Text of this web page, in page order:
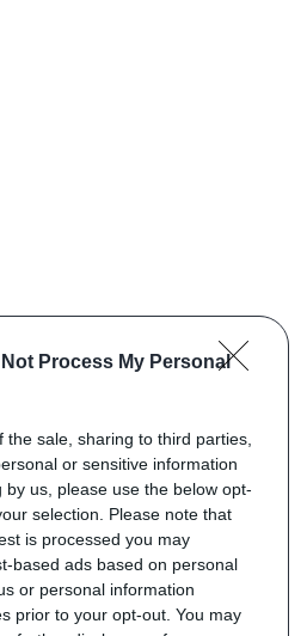
Not Process My Personal
the sale, sharing to third parties,
or sensitive information
us, please use the below opt-
selection. Please note that
is processed you may
based ads based on personal
or personal information
prior to your opt-out. You may